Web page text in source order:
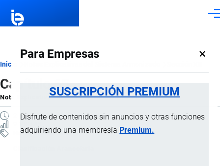
Para Empresas ×
SUSCRIPCIÓN PREMIUM
Disfrute de contenidos sin anuncios y otras funciones
adquiriendo una membresía Premium.
Ruta
de
navegación
Inicio
Capítulo 65
Nota ExplicativaporImportaciones …, 15 Julio, 2024
2 MINUTOS
Notas Explicativas